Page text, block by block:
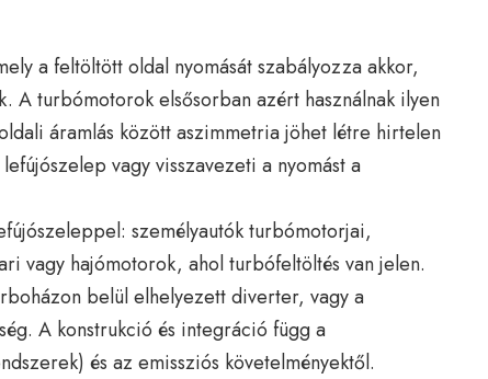
a feltöltött oldal nyomását szabályozza akkor,
A turbómotorok elsősorban azért használnak ilyen
áramlás között aszimmetria jöhet létre hirtelen
vagy visszavezeti a nyomást a
személyautók turbómotorjai,
vagy hajómotorok, ahol turbófeltöltés van jelen.
belül elhelyezett diverter, vagy a
A konstrukció és integráció függ a
és az emissziós követelményektől.